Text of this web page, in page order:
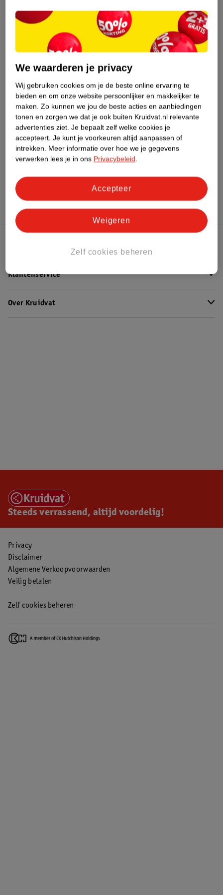
Nature Impact Score
Dit product heeft (nog) geen Nature
Impact Score.
Bestel & Bezorginformatie
Bekijk ook
MeerFLUFF Alle Handcrèmes
Hoe controleren wij de reviews?
Klantenservice
Over Kruidvat
Steeds verrassend, altijd voordelig!
Privacy
Disclaimer
Algemene Verkoopvoorwaarden
Veilig betalen
Zelf cookies beheren
We waarderen je privacy
Wij gebruiken cookies om je de beste online ervaring te
bieden en om onze website persoonlijker en makkelijker te
maken. Zo kunnen we jou de beste acties en aanbiedingen
tonen en zorgen we dat je ook buiten Kruidvat.nl relevante
advertenties ziet. Je bepaalt zelf welke cookies je
accepteert. Je kunt je voorkeuren altijd aanpassen of
intrekken. Meer informatie over hoe we je gegevens
verwerken lees je in ons Privacybeleid.
Zelf cookies beheren
Weigeren
Accepteer